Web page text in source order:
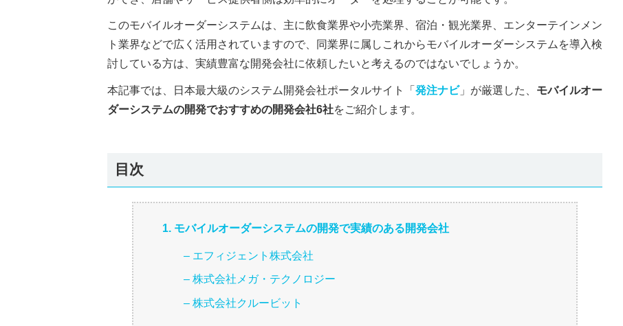
このモバイルオーダーシステムは、主に飲食業界や小売業界、宿泊・観光業界、エンターテインメン
ト業界などで広く活用されていますので、同業界に属しこれからモバイルオーダーシステムを導入検
討している方は、実績豊富な開発会社に依頼したいと考えるのではないでしょうか。
本記事では、日本最大級のシステム開発会社ポータルサイト「 発注ナビ」が厳選した、 モバイルオー
ダーシステムの開発でおすすめの開発会社6社をご紹介します。
目次
1. モバイルオーダーシステムの開発で実績のある開発会社
– エフィジェント株式会社
– 株式会社メガ・テクノロジー
– 株式会社クルービット